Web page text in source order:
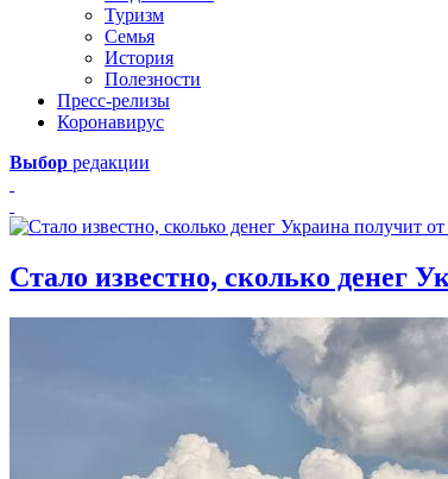
Туризм
Семья
История
Полезности
Пресс-релизы
Коронавирус
Выбор редакции
Стало известно, сколько денег